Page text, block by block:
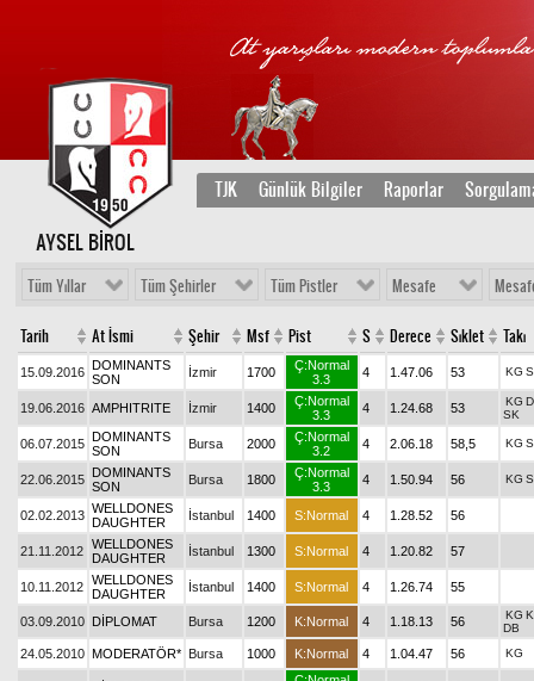
TJK Günlük Bilgiler Raporlar
AYSEL BİROL
Tüm Yıllar Tüm Şehirler Tüm Pistler Mesafe
Tarih At İsmi Şehir Msf Pist S Derece Sıklet Takı
15.09.2016 DOMINANTS
SON
İzmir 1700
Ç:Normal
3.3
4 1.47.06 53 KG
19.06.2016 AMPHITRITE İzmir 1400
Ç:Normal
3.3
4 1.24.68 53 KG
SK
06.07.2015 DOMINANTS
SON
Bursa 2000
Ç:Normal
3.2
4 2.06.18 58,5 KG
22.06.2015 DOMINANTS
SON
Bursa 1800
Ç:Normal
3.3
4 1.50.94 56 KG
02.02.2013 WELLDONES
DAUGHTER
İstanbul 1400 S:Normal 4 1.28.52 56
21.11.2012 WELLDONES
DAUGHTER
İstanbul 1300 S:Normal 4 1.20.82 57
10.11.2012 WELLDONES
DAUGHTER
İstanbul 1400 S:Normal 4 1.26.74 55
03.09.2010 DİPLOMAT Bursa 1200 K:Normal 4 1.18.13 56 KG K
DB
24.05.2010 MODERATÖR* Bursa 1000 K:Normal 4 1.04.47 56 KG